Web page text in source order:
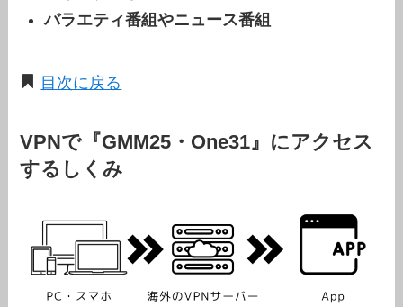
バラエティ番組やニュース番組
目次に戻る
VPNで『GMM25・One31』にアクセス
するしくみ